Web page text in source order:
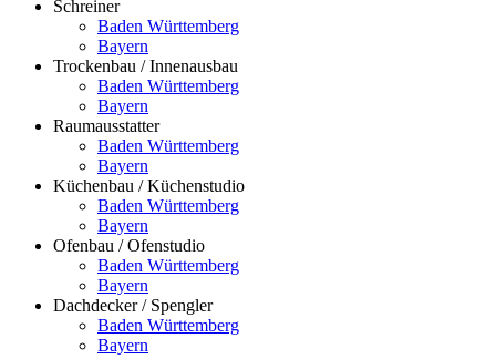
Schreiner
Baden Württemberg
Bayern
Trockenbau / Innenausbau
Baden Württemberg
Bayern
Raumausstatter
Baden Württemberg
Bayern
Küchenbau / Küchenstudio
Baden Württemberg
Bayern
Ofenbau / Ofenstudio
Baden Württemberg
Bayern
Dachdecker / Spengler
Baden Württemberg
Bayern